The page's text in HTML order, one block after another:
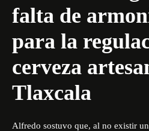
falta de
para la
cerveza
Tlaxcala
Alfredo sostuvo que, al no existir